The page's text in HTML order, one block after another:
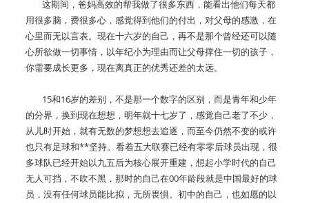
这期间，爸妈高效的帮我做了很多东西，能看出他们每天都
用很多脑，费很多心，感觉得到他们的付出，对父母的感激，在
心里而无以言表。现在十六岁的自己，再不是那个曾经还可以随
心所欲做一切事情，以年纪小为理由而让父母撑住一切的孩子，
你需要成长更多，现在离真正的优秀还差的太远。
15和16岁的差别，不是那一个数字的区别，而是青年和少年
的分界，换到现在想想，明年就十七岁了，感觉自己老了不少，
从儿时开始，就有无数的梦想想去追逐，而至今仍然不变的或许
也只有足球和**坚持。看着五大联赛已经有零零后球员出现，很
多球队已经开始以九五后为核心展开重建，想起小学时代的自己
无人可挡，不吹不黑，那时的自己在00年龄段就是中国最好的球
员，没有任何球员能比拟，无所畏惧。初中的自己，也如愿的以